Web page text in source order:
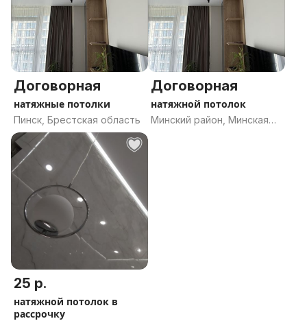
Договорная
натяжные потолки
Пинск, Брестская область
Договорная
натяжной потолок
Минский район, Минская
25 р.
натяжной потолок в
рассрочку